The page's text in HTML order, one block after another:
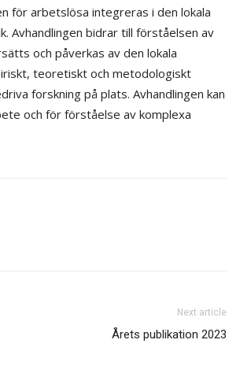
för arbetslösa integreras i den lokala
Avhandlingen bidrar till förståelsen av
och påverkas av den lokala
teoretiskt och metodologiskt
forskning på plats. Avhandlingen kan
och för förståelse av komplexa
Next article
Årets publikation 2023